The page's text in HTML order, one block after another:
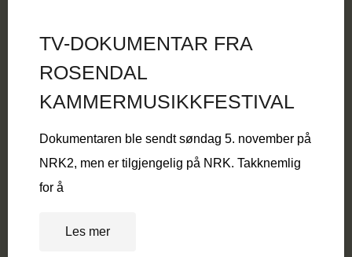
TV-DOKUMENTAR FRA
ROSENDAL
KAMMERMUSIKKFESTIVAL
Dokumentaren ble sendt søndag 5. november på
NRK2, men er tilgjengelig på NRK. Takknemlig
for å
Les mer